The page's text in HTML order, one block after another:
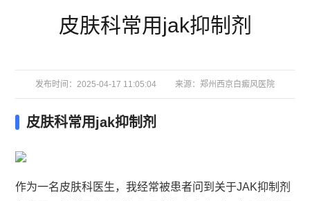
皮肤科常用jak抑制剂
发布时间：2025-04-17 11:05:04 来源： 郑州西京白癜风医院
皮肤科常用jak抑制剂
作为一名皮肤科医生，我经常被患者问到关于JAK抑制剂